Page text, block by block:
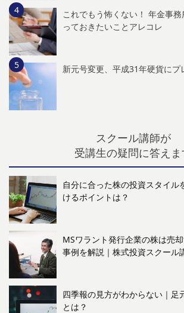
これでもう怖くない！ 年金事
っておきたいことアレコレ
新元号変更、平成31年硬貨にプ
スクール講師が
受講生の疑問に答えま
自分に合った株の投資スタイル
けるポイントは？
MSワラント発行企業の株は売
事例を解説｜株式投資スクール
四季報の見方がわからない｜足
とは？